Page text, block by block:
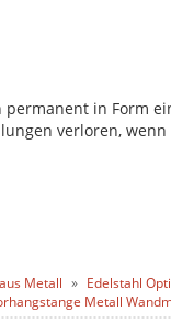
in Form
verloren,
Metall
Edelstahl
Metall